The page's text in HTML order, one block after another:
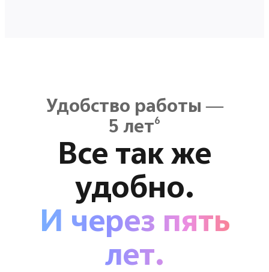
Удобство работы —
5 лет6
Все так же
удобно.
И через пять
лет.